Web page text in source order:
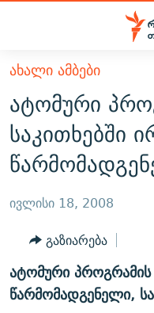
Accessibility
მთავარ
შინაარსზე
დაბრუნება
მთავარ
ნავიგაციაზე
დაბრუნება
ძიებაზე
ᲐᲮᲐᲚᲘ ᲐᲛᲑᲔᲑᲘ
ᲗᲔᲛᲔᲑᲘ
ᲞᲝᲚᲘᲢᲘᲙᲐ
ᲔᲙᲝᲜᲝᲛᲘᲙᲐ
ᲡᲐᲖᲝᲒᲐᲓᲝᲔᲑᲐ
ᲕᲘᲓᲔᲝ
ᲑᲚᲝᲒᲔᲑᲘ
ᲞᲝᲓᲙᲐᲡᲢᲔᲑᲘ
60 ᲓᲔᲪᲘᲑᲔᲚᲘ
ᲤᲔᲜᲝᲕᲐᲜᲘ - 2.10
ᲗᲥᲕᲔᲜᲘ ᲞᲣᲑᲚᲘᲙᲐᲪᲘᲔᲑᲘ
ᲞᲠᲝᲔᲥᲢᲔᲑᲘ
ᲐᲮᲐᲚᲘ ᲐᲛᲑᲔᲑᲘ
ატომური
საკითხებში
ივლისი 18, 2008
გაზიარება
ატომური პროგრამის
წარმომადგენელი,